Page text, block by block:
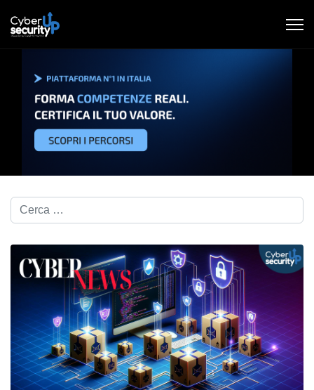
Cerca nel blog...